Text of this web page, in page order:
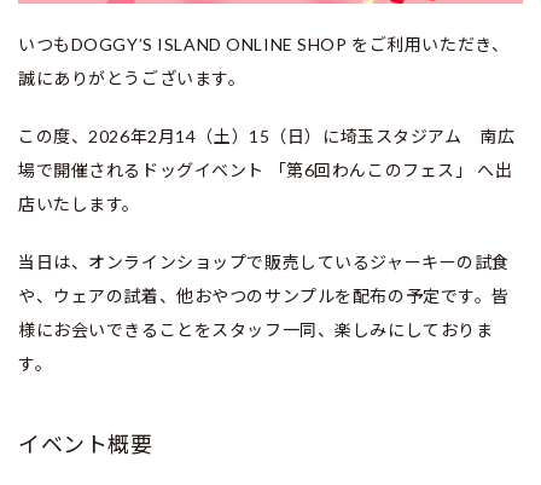
いつもDOGGY’S ISLAND ONLINE SHOP をご利用いただき、
誠にありがとうございます。
この度、2026年2月14（土）15（日）に埼玉スタジアム 南広
場で開催されるドッグイベント
「第6回わんこのフェス 」
へ出
店いたします。
当日は、オンラインショップで販売しているジャーキーの試食
や、ウェアの試着、他おやつのサンプルを配布の予定です。皆
様にお会いできることをスタッフ一同、楽しみにしておりま
す。
イベント概要